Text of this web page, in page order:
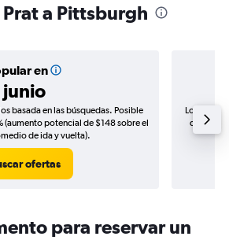
a Pittsburgh
en
junio
basada en las búsquedas. Posible
(aumento potencial de $148 sobre el
de ida y vuelta).
ofertas
Los
de
para reservar un